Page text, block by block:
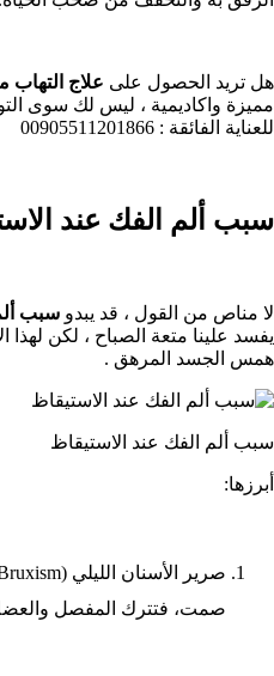
هل تريد الحصول على علاج التهاب
مميزة واكاديمية ، ليس لك سوى
للعناية الفائقة : 00905511201866
سبب ألم الفك عند
لا مناص من القول ، قد يبدو سبب
يفسد علينا متعة الصباح ، لكن
همس الجسد المرهق .
سبب ألم الفك عند الاستيقاظ
أبرزها:
صمت، فتترك المفصل